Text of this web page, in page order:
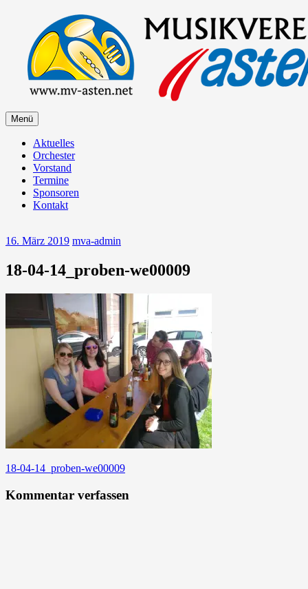
springen
Musikverein Asten
Menü Zum
Inhalt
springen
Aktuelles
Orchester
Vorstand
Termine
Sponsoren
Kontakt
16. März 2019 mva-admin
18-04-14_proben-we00009
Beitragsnavigation
18-04-14_proben-we00009
Kommentar verfassen